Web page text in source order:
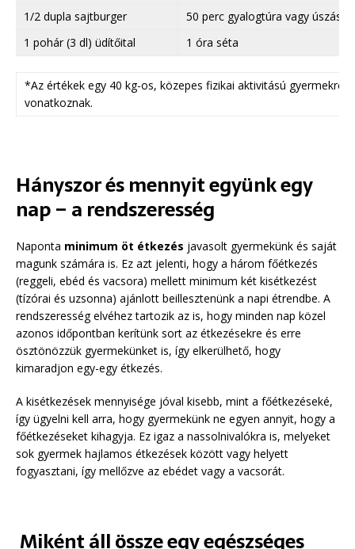
1/2 dupla sajtburger
50 perc gyalogtúra vagy úszás
1 pohár (3 dl) üdítőital
1 óra séta
*Az értékek egy 40 kg-os, közepes fizikai aktivitású gyermekre
vonatkoznak.
Hányszor és mennyit együnk egy
nap – a rendszeresség
Naponta minimum öt étkezés javasolt gyermekünk és saját
magunk számára is. Ez azt jelenti, hogy a három főétkezés
(reggeli, ebéd és vacsora) mellett minimum két kisétkezést
(tízórai és uzsonna) ajánlott beillesztenünk a napi étrendbe. A
rendszeresség elvéhez tartozik az is, hogy minden nap közel
azonos időpontban kerítünk sort az étkezésekre és erre
ösztönözzük gyermekünket is, így elkerülhető, hogy
kimaradjon egy-egy étkezés.
A kisétkezések mennyisége jóval kisebb, mint a főétkezéseké,
így ügyelni kell arra, hogy gyermekünk ne egyen annyit, hogy a
főétkezéseket kihagyja. Ez igaz a nassolnivalókra is, melyeket
sok gyermek hajlamos étkezések között vagy helyett
fogyasztani, így mellőzve az ebédet vagy a vacsorát.
Miként áll össze egy egészséges